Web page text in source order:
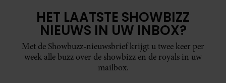
HET LAATSTE SHOWBIZZ
NIEUWS IN UW INBOX?
Met de Showbuzz-nieuwsbrief krijgt u twee keer per
week alle buzz over de showbizz en de royals in uw
mailbox.